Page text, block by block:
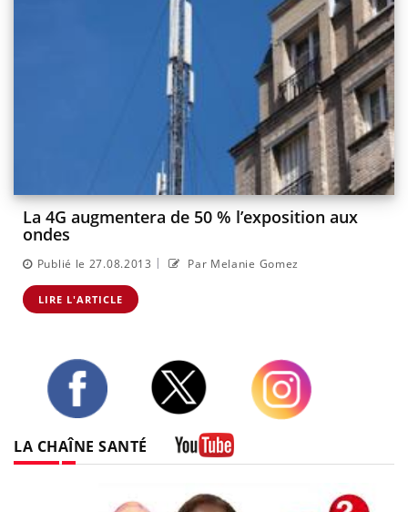
La 4G augmentera de 50 % l’exposition aux
ondes
Publié le 27.08.2013 | Par Melanie Gomez
LIRE L'ARTICLE
LA CHAÎNE SANTÉ